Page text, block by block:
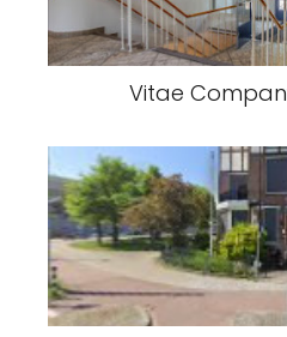
Vitae